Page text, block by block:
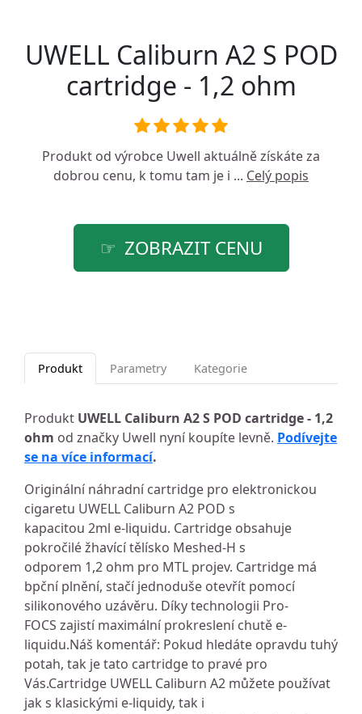
UWELL Caliburn A2 S POD
cartridge - 1,2 ohm
Produkt od výrobce Uwell aktuálně získáte za
dobrou cenu, k tomu tam je i ... Celý popis
ZOBRAZIT CENU
Produkt Parametry Kategorie
Produkt UWELL Caliburn A2 S POD cartridge - 1,2
ohm od značky Uwell nyní koupíte levně. Podívejte
se na více informací.
Originální náhradní cartridge pro elektronickou
cigaretu UWELL Caliburn A2 POD s
kapacitou 2ml e-liquidu. Cartridge obsahuje
pokročilé žhavící tělísko Meshed-H s
odporem 1,2 ohm pro MTL projev. Cartridge má
bpční plnění, stačí jednoduše otevřít pomocí
silikonového uzávěru. Díky technologii Pro-
FOCS zajistí maximální prokreslení chutě e-
liquidu.Náš komentář: Pokud hledáte opravdu tuhý
potah, tak je tato cartridge to pravé pro
Vás.Cartridge UWELL Caliburn A2 můžete používat
jak s klasickými e-liquidy, tak i